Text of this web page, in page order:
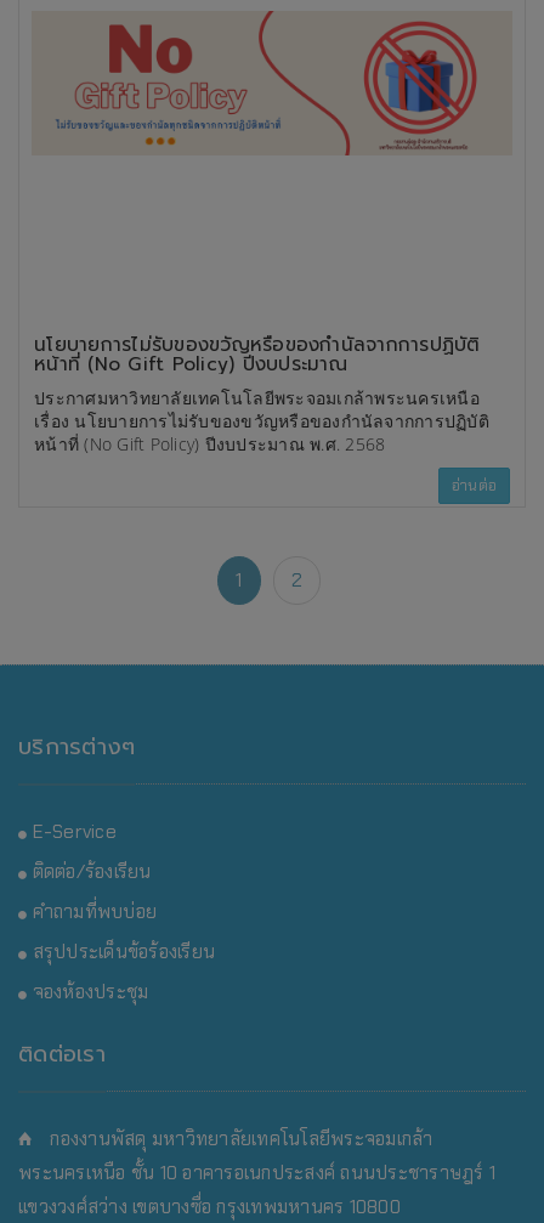
นโยบายการไม่รับของขวัญหรือของกำนัลจากการปฏิบัติ
หน้าที่ (No Gift Policy) ปีงบประมาณ
ประกาศมหาวิทยาลัยเทคโนโลยีพระจอมเกล้าพระนครเหนือ
เรื่อง นโยบายการไม่รับของขวัญหรือของกำนัลจากการปฏิบัติ
หน้าที่ (No Gift Policy) ปีงบประมาณ พ.ศ. 2568
อ่านต่อ
1 2
บริการต่างๆ
E-Service
ติดต่อ/ร้องเรียน
คำถามที่พบบ่อย
สรุปประเด็นข้อร้องเรียน
จองห้องประชุม
ติดต่อเรา
กองงานพัสดุ มหาวิทยาลัยเทคโนโลยีพระจอมเกล้า
พระนครเหนือ ชั้น 10 อาคารอเนกประสงค์ ถนนประชาราษฎร์ 1
แขวงวงศ์สว่าง เขตบางซื่อ กรุงเทพมหานคร 10800